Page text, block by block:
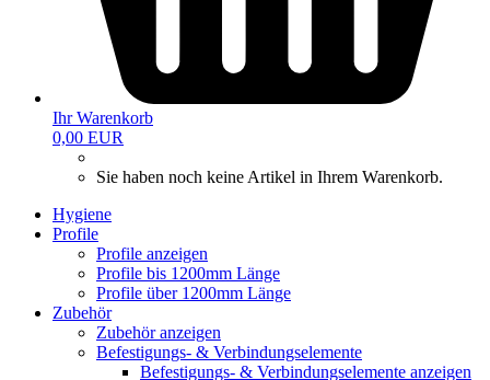
Ihr Warenkorb
0,00 EUR
Sie haben noch keine Artikel in Ihrem Warenkorb.
Hygiene
Profile
Profile anzeigen
Profile bis 1200mm Länge
Profile über 1200mm Länge
Zubehör
Zubehör anzeigen
Befestigungs- & Verbindungselemente
Befestigungs- & Verbindungselemente anzeigen